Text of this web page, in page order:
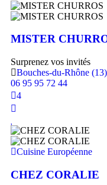
MISTER
Surprenez vos invités
Bouches-du-Rhône (13)
06 95 95 72 44
4
Cuisine Européenne
CHEZ CORALIE